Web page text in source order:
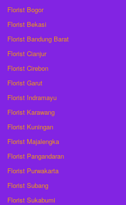
Florist Bogor
Florist Bekasi
Florist Bandung Barat
Florist Cianjur
Florist Cirebon
Florist Garut
Florist Indramayu
Florist Karawang
Florist Kuningan
Florist Majalengka
Florist Pangandaran
Florist Purwakarta
Florist Subang
Florist Sukabumi